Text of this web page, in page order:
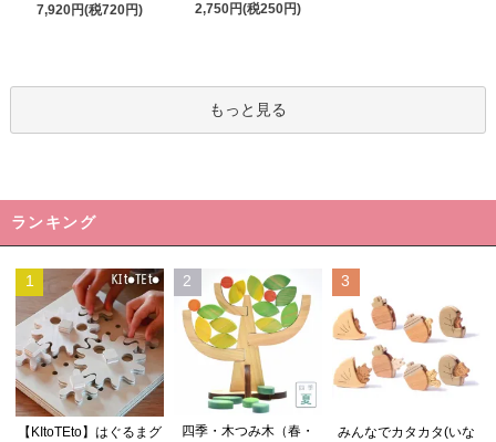
7,920円(税720円)
2,750円(税250円)
もっと見る
ランキング
1
【KItoTEto】はぐるまグ
2
四季・木つみ木（春・
3
みんなでカタカタ(いな